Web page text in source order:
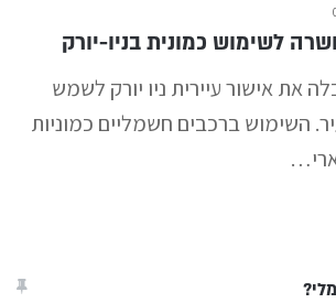
מודל 3 קיבלה את אישור עיירית ניו יורק לשמש
השימוש ברכבים חשמליים כמוניות